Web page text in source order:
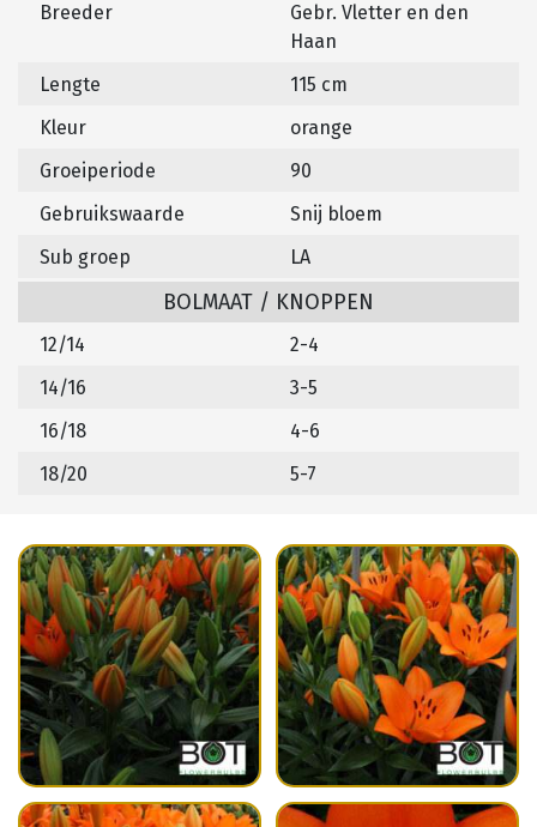
Breeder
Gebr. Vletter en den
Haan
Lengte
115 cm
Kleur
orange
Groeiperiode
90
Gebruikswaarde
Snij bloem
Sub groep
LA
BOLMAAT / KNOPPEN
12/14
2-4
14/16
3-5
16/18
4-6
18/20
5-7